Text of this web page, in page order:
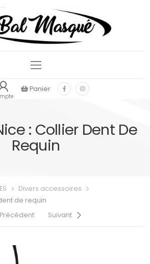
Panier
: Collier Dent De
Requin
Divers accessoires
de requin
Précédent
Suivant